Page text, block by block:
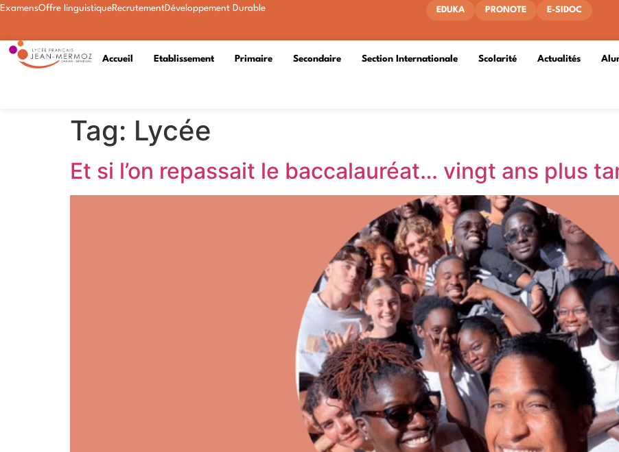
ExamensOffre linguistiqueRecrutementDéveloppement Durable EDUKA PRONOTE E-SIDOC
Accueil Etablissement Primaire Secondaire Section Internationale Scolarité Actualités
Tag: Lycée
Et si l’on repassait le baccalauréat… vingt ans plus